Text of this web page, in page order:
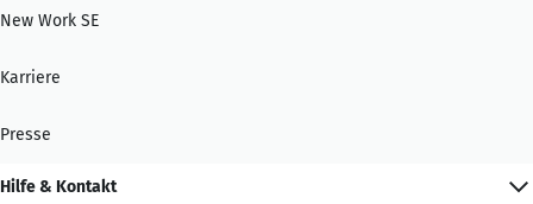
New Work SE
Karriere
Presse
Hilfe & Kontakt